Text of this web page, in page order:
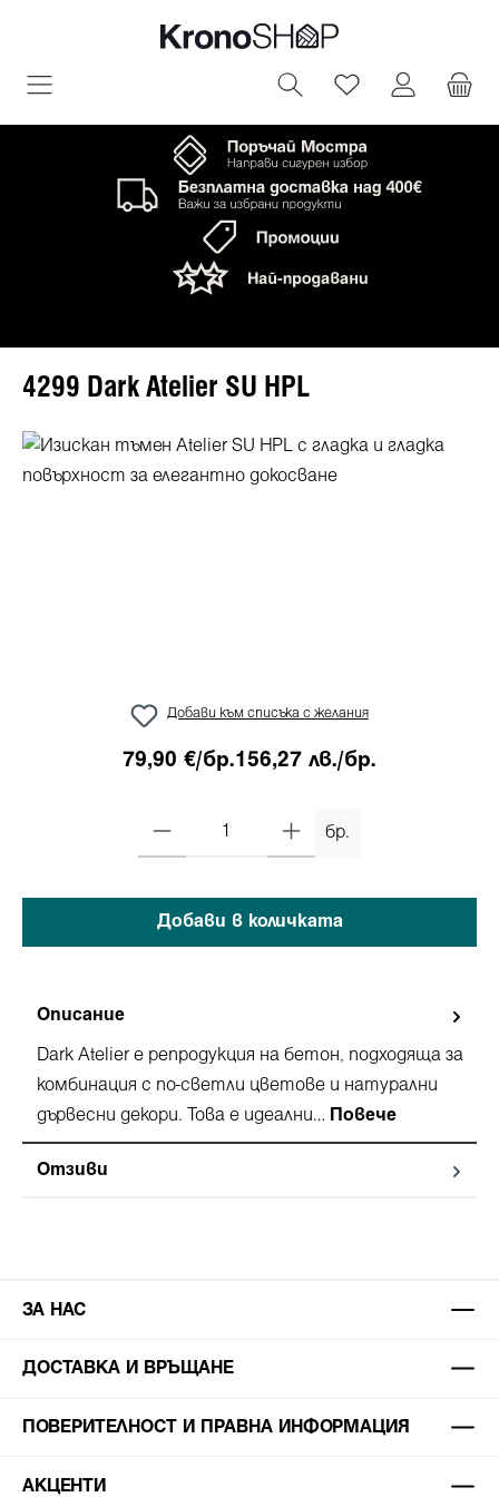
съдържание
Имате 0
4299 Dark Atelier SU HPL
Пропуснете галерия с изображения
Добави към списъка с желания
79,90 €/бр.156,27 лв./бр.
бр.
Добави в количката
Описание
Dark Atelier e репродукция на бетон, подходяща за
комбинация с по-светли цветове и натурални
дървесни декори. Това е идеални… Повече
Отзиви
ЗА НАС
ДОСТАВКА И ВРЪЩАНЕ
ПОВЕРИТЕЛНОСТ И ПРАВНА ИНФОРМАЦИЯ
АКЦЕНТИ